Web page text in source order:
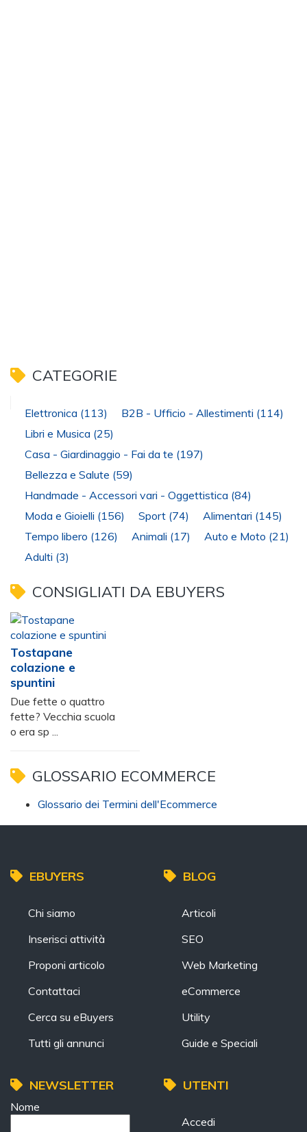
CATEGORIE
Elettronica (113) B2B - Ufficio - Allestimenti (114)
Libri e Musica (25)
Casa - Giardinaggio - Fai da te (197)
Bellezza e Salute (59)
Handmade - Accessori vari - Oggettistica (84)
Moda e Gioielli (156) Sport (74) Alimentari (145)
Tempo libero (126) Animali (17) Auto e Moto (21)
Adulti (3)
CONSIGLIATI DA EBUYERS
Tostapane
colazione e
spuntini
Due fette o quattro
fette? Vecchia scuola
o era sp ...
GLOSSARIO ECOMMERCE
Glossario dei Termini dell'Ecommerce
EBUYERS
Chi siamo
Inserisci attività
Proponi articolo
Contattaci
Cerca su eBuyers
Tutti gli annunci
BLOG
Articoli
SEO
Web Marketing
eCommerce
Utility
Guide e Speciali
NEWSLETTER
Nome
UTENTI
Accedi